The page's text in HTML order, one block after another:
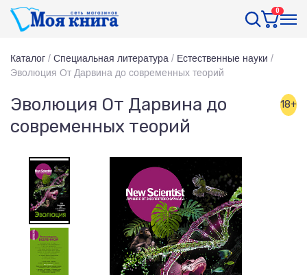
0
Каталог / Специальная литература / Естественные науки /
Эволюция От Дарвина до современных теорий
Эволюция От Дарвина до
современных теорий
18+